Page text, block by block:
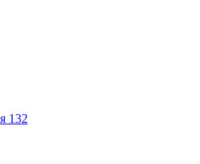
132